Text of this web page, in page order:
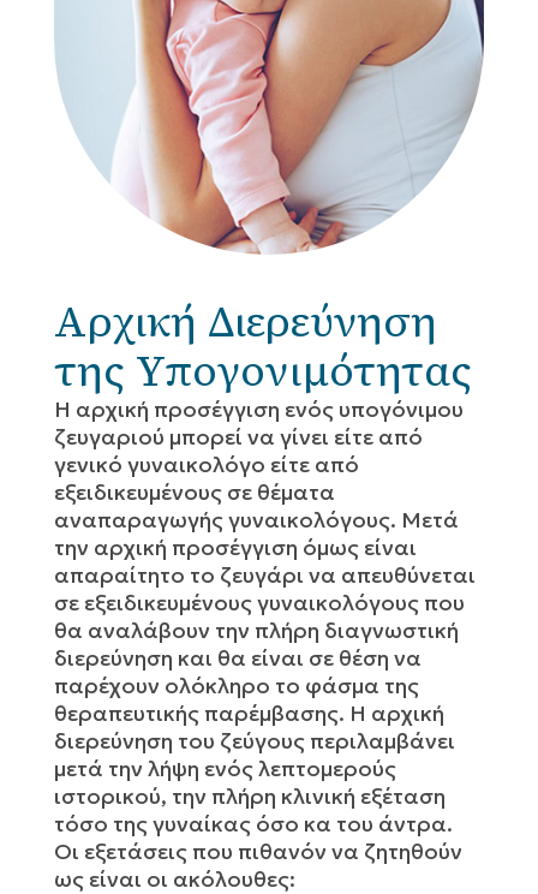
Αρχική Διερεύνηση
της Yπογονιμότητας
Η αρχική προσέγγιση ενός υπογόνιμου
ζευγαριού μπορεί να γίνει είτε από
γενικό γυναικολόγο είτε από
εξειδικευμένους σε θέματα
αναπαραγωγής γυναικολόγους. Μετά
την αρχική προσέγγιση όμως είναι
απαραίτητο το ζευγάρι να απευθύνεται
σε εξειδικευμένους γυναικολόγους που
θα αναλάβουν την πλήρη διαγνωστική
διερεύνηση και θα είναι σε θέση να
παρέχουν ολόκληρο το φάσμα της
θεραπευτικής παρέμβασης. Η αρχική
διερεύνηση του ζεύγους περιλαμβάνει
μετά την λήψη ενός λεπτομερούς
ιστορικού, την πλήρη κλινική εξέταση
τόσο της γυναίκας όσο κα του άντρα.
Οι εξετάσεις που πιθανόν να ζητηθούν
ως είναι οι ακόλουθες: